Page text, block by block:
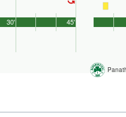
45'
30'